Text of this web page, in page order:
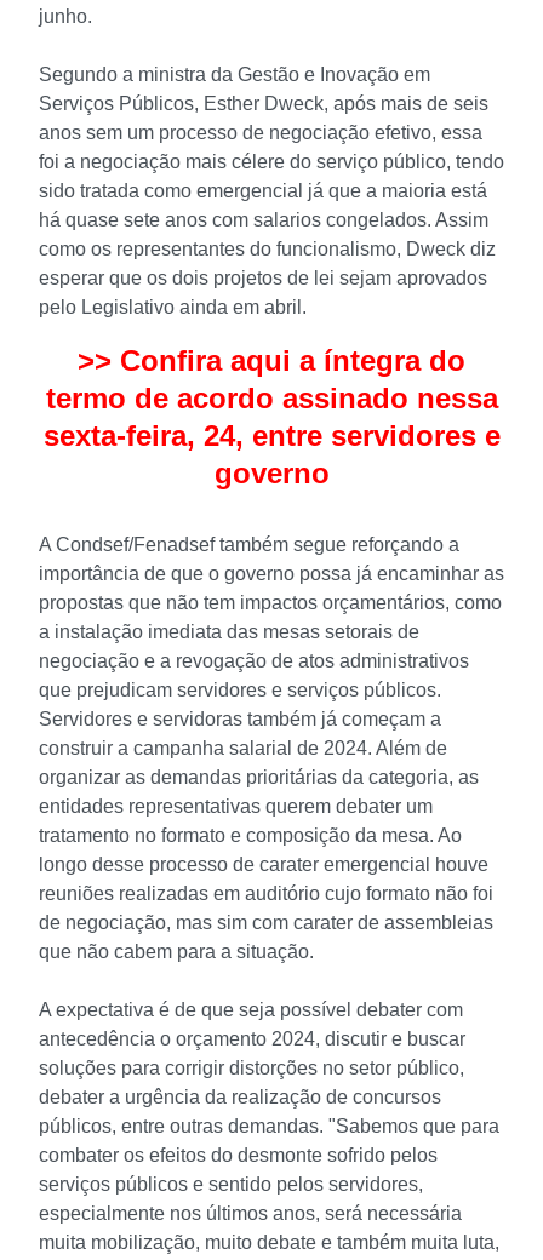
junho.
Segundo a ministra da Gestão e Inovação em
Serviços Públicos, Esther Dweck, após mais de seis
anos sem um processo de negociação efetivo, essa
foi a negociação mais célere do serviço público, tendo
sido tratada como emergencial já que a maioria está
há quase sete anos com salarios congelados. Assim
como os representantes do funcionalismo, Dweck diz
esperar que os dois projetos de lei sejam aprovados
pelo Legislativo ainda em abril.
>> Confira aqui a íntegra do
termo de acordo assinado nessa
sexta-feira, 24, entre servidores e
governo
A Condsef/Fenadsef também segue reforçando a
importância de que o governo possa já encaminhar as
propostas que não tem impactos orçamentários, como
a instalação imediata das mesas setorais de
negociação e a revogação de atos administrativos
que prejudicam servidores e serviços públicos.
Servidores e servidoras também já começam a
construir a campanha salarial de 2024. Além de
organizar as demandas prioritárias da categoria, as
entidades representativas querem debater um
tratamento no formato e composição da mesa. Ao
longo desse processo de carater emergencial houve
reuniões realizadas em auditório cujo formato não foi
de negociação, mas sim com carater de assembleias
que não cabem para a situação.
A expectativa é de que seja possível debater com
antecedência o orçamento 2024, discutir e buscar
soluções para corrigir distorções no setor público,
debater a urgência da realização de concursos
públicos, entre outras demandas. "Sabemos que para
combater os efeitos do desmonte sofrido pelos
serviços públicos e sentido pelos servidores,
especialmente nos últimos anos, será necessária
muita mobilização, muito debate e também muita luta,